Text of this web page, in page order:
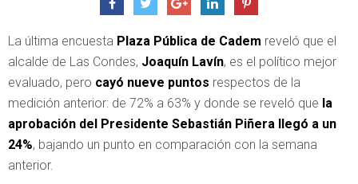
La última encuesta Plaza Pública de Cadem reveló que el
alcalde de Las Condes, Joaquín Lavín, es el político mejor
evaluado, pero cayó nueve puntos respectos de la
medición anterior: de 72% a 63% y donde se reveló que la
aprobación del Presidente Sebastián Piñera llegó a un
24%, bajando un punto en comparación con la semana
anterior.